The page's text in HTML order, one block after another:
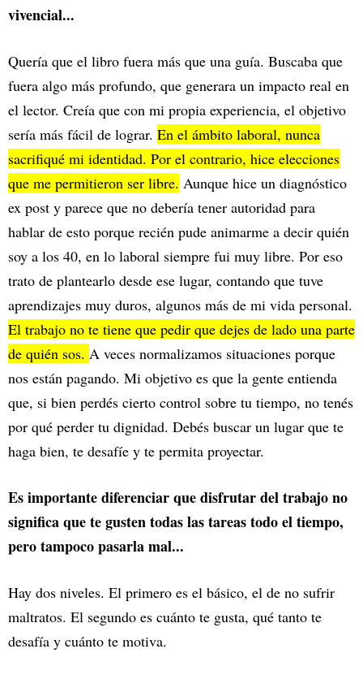
vivencial...
Quería que el libro fuera más que una guía. Buscaba que
fuera algo más profundo, que generara un impacto real en
el lector. Creía que con mi propia experiencia, el objetivo
sería más fácil de lograr. En el ámbito laboral, nunca
sacrifiqué mi identidad. Por el contrario, hice elecciones
que me permitieron ser libre. Aunque hice un diagnóstico
ex post y parece que no debería tener autoridad para
hablar de esto porque recién pude animarme a decir quién
soy a los 40, en lo laboral siempre fui muy libre. Por eso
trato de plantearlo desde ese lugar, contando que tuve
aprendizajes muy duros, algunos más de mi vida personal.
El trabajo no te tiene que pedir que dejes de lado una parte
de quién sos. A veces normalizamos situaciones porque
nos están pagando. Mi objetivo es que la gente entienda
que, si bien perdés cierto control sobre tu tiempo, no tenés
por qué perder tu dignidad. Debés buscar un lugar que te
haga bien, te desafíe y te permita proyectar.
Es importante diferenciar que disfrutar del trabajo no
significa que te gusten todas las tareas todo el tiempo,
pero tampoco pasarla mal...
Hay dos niveles. El primero es el básico, el de no sufrir
maltratos. El segundo es cuánto te gusta, qué tanto te
desafía y cuánto te motiva.